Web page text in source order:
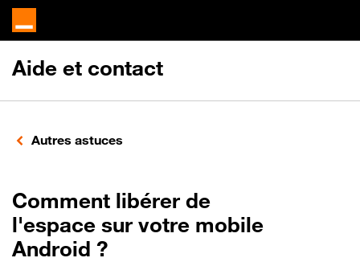
Aide et contact
Autres astuces
Comment libérer de
l'espace sur votre mobile
Android ?